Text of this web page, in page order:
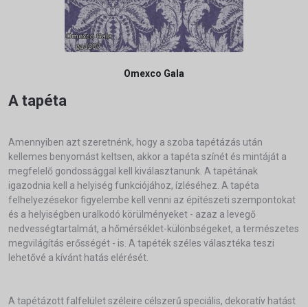
Omexco Gala
A tapéta
Amennyiben azt szeretnénk, hogy a szoba tapétázás után
kellemes benyomást keltsen, akkor a tapéta színét és mintáját a
megfelelő gondossággal kell kiválasztanunk. A tapétának
igazodnia kell a helyiség funkciójához, ízléséhez. A tapéta
felhelyezésekor figyelembe kell venni az építészeti szempontokat
és a helyiségben uralkodó körülményeket - azaz a levegő
nedvességtartalmát, a hőmérséklet-különbségeket, a természetes
megvilágítás erősségét - is. A tapéték széles választéka teszi
lehetővé a kívánt hatás elérését.
A tapétázott falfelület széleire célszerű speciális, dekoratív hatást